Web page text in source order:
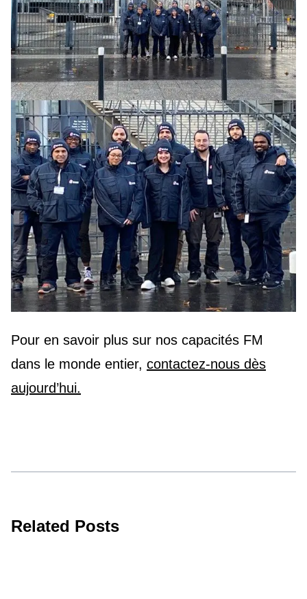
Pour en savoir plus sur nos capacités FM
dans le monde entier, contactez-nous dès
aujourd’hui.
Related Posts